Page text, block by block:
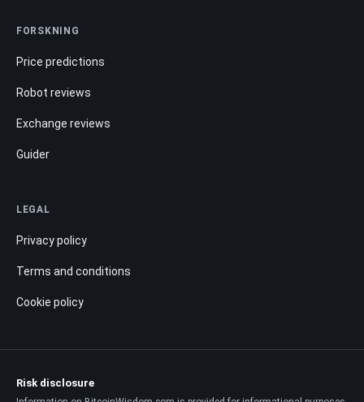
FORSKNING
Price predictions
Robot reviews
Exchange reviews
Guider
LEGAL
Privacy policy
Terms and conditions
Cookie policy
Risk disclosure